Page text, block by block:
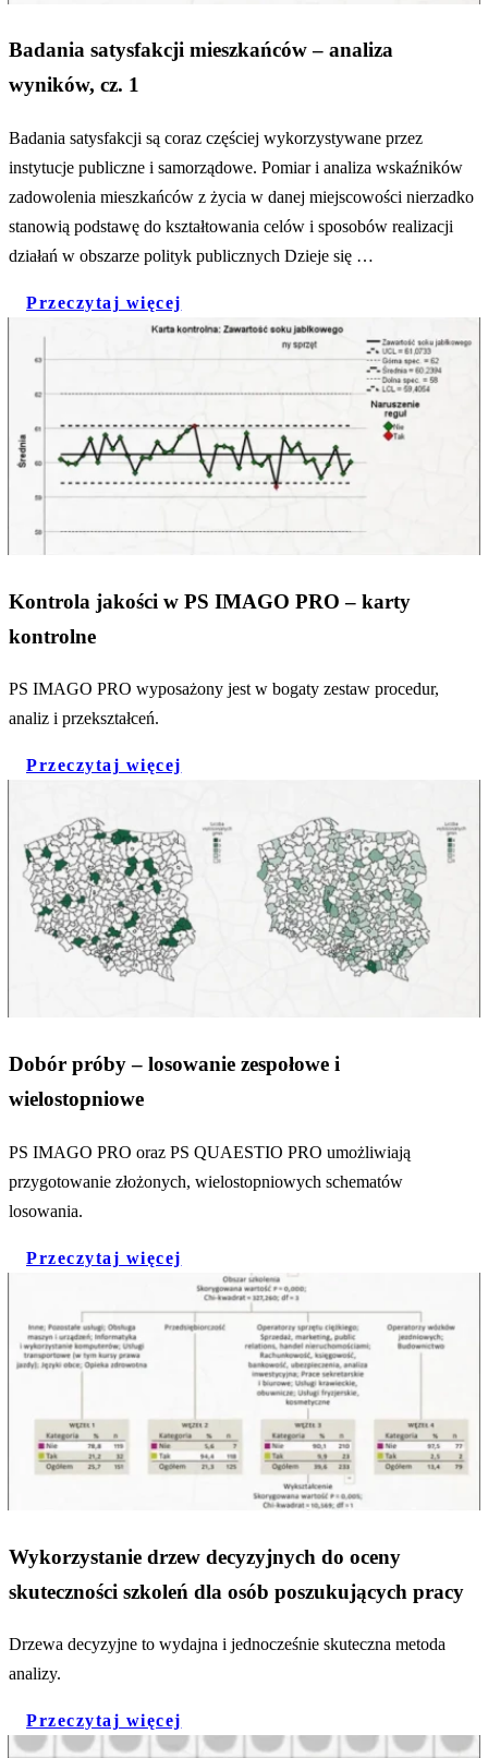
Badania satysfakcji mieszkańców – analiza
wyników, cz. 1
Badania satysfakcji są coraz częściej wykorzystywane przez
instytucje publiczne i samorządowe. Pomiar i analiza wskaźników
zadowolenia mieszkańców z życia w danej miejscowości nierzadko
stanowią podstawę do kształtowania celów i sposobów realizacji
działań w obszarze polityk publicznych Dzieje się …
Przeczytaj więcej
Kontrola jakości w PS IMAGO PRO – karty
kontrolne
PS IMAGO PRO wyposażony jest w bogaty zestaw procedur,
analiz i przekształceń.
Przeczytaj więcej
Dobór próby – losowanie zespołowe i
wielostopniowe
PS IMAGO PRO oraz PS QUAESTIO PRO umożliwiają
przygotowanie złożonych, wielostopniowych schematów
losowania.
Przeczytaj więcej
Wykorzystanie drzew decyzyjnych do oceny
skuteczności szkoleń dla osób poszukujących pracy
Drzewa decyzyjne to wydajna i jednocześnie skuteczna metoda
analizy.
Przeczytaj więcej